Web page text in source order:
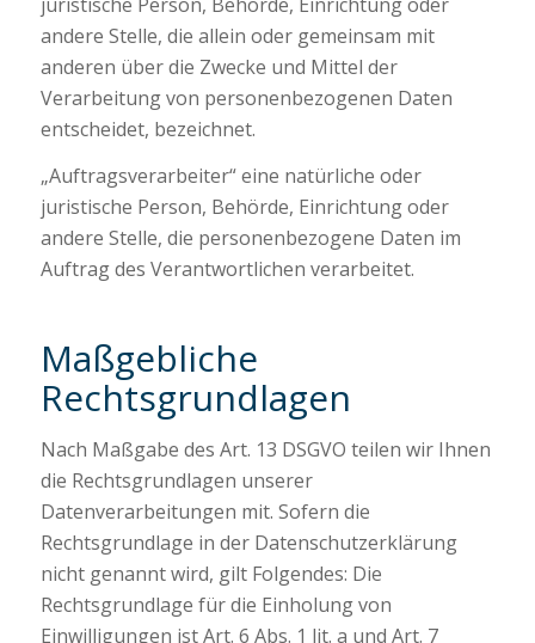
andere Stelle, die allein oder gemeinsam mit
anderen über die Zwecke und Mittel der
Verarbeitung von personenbezogenen Daten
entscheidet, bezeichnet.
„Auftragsverarbeiter“ eine natürliche oder
juristische Person, Behörde, Einrichtung oder
andere Stelle, die personenbezogene Daten im
Auftrag des Verantwortlichen verarbeitet.
Maßgebliche
Rechtsgrundlagen
Nach Maßgabe des Art. 13 DSGVO teilen wir Ihnen
die Rechtsgrundlagen unserer
Datenverarbeitungen mit. Sofern die
Rechtsgrundlage in der Datenschutzerklärung
nicht genannt wird, gilt Folgendes: Die
Rechtsgrundlage für die Einholung von
Einwilligungen ist Art. 6 Abs. 1 lit. a und Art. 7